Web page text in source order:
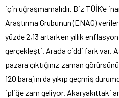
için uğraşmamalıdır. Biz TÜİK’e
Araştırma Grubunun (ENAG)
yüzde 2,13 artarken yıllık
gerçekleşti. Arada ciddi fark var.
pazara çıktığınız zaman
120 barajını da yıkıp geçmiş
ipliğe zam geliyor. Akaryakıttaki